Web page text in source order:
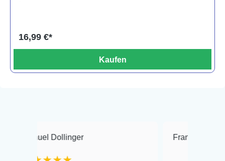
16,99 €*
Kaufen
Dollinger Frank Hackmayer